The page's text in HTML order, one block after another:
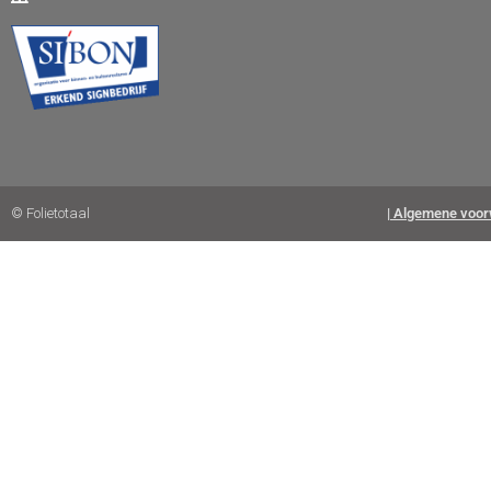
© Folietotaal | Algemene